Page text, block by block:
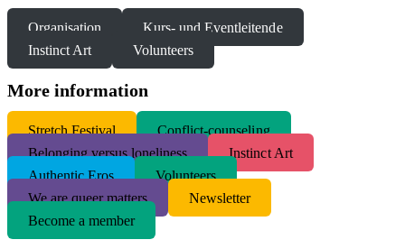
Organisation
Kurs- und Eventleitende
Instinct Art
Volunteers
More information
Stretch Festival
Conflict-counseling
Belonging versus loneliness
Instinct Art
Authentic Eros
Volunteers
We are queer matters
Newsletter
Become a member